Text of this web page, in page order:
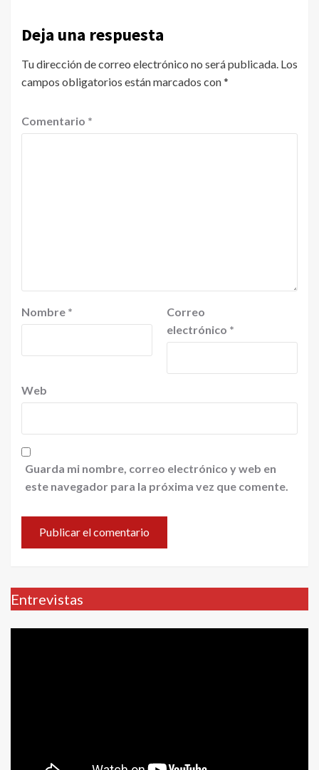
Deja una respuesta
Tu dirección de correo electrónico no será publicada. Los
campos obligatorios están marcados con*
Comentario *
Nombre *
Correo
electrónico *
Web
Guarda mi nombre, correo electrónico y web en
este navegador para la próxima vez que comente.
Entrevistas